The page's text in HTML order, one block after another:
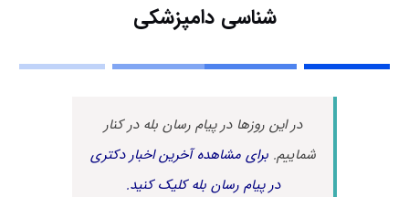
شناسی دامپزشکی
در این روزها در پیام رسان بله در کنار
شماییم.برای مشاهده آخرین اخبار دکتری
در پیام رسان بله کلیک کنید.